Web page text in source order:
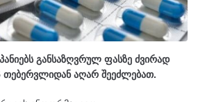
განსაზღვრულ ფასზე ძვირად
თებერვლიდან აღარ შეეძლებათ.